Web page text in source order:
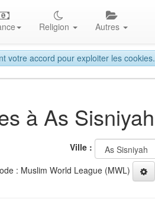
votre accord pour exploiter les cookies.
Religion Autres
à As Sisniyah
Ville :
: Muslim World League (MWL)